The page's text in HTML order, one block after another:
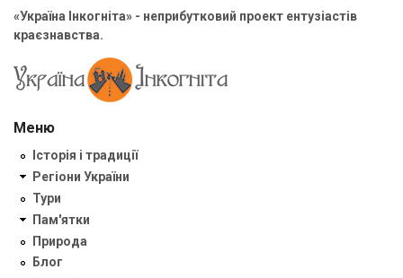
«Україна Інкогніта» - неприбутковий проект ентузіастів
краєзнавства.
Меню
Історія і традиції
Регіони України
Тури
Пам'ятки
Природа
Блог